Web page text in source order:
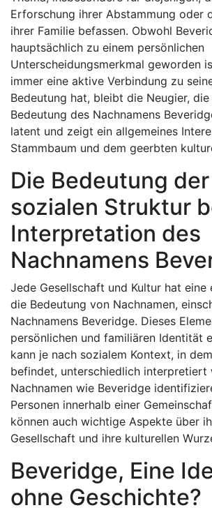
Erforschung ihrer Abstammung oder
ihrer Familie befassen. Obwohl
hauptsächlich zu einem persönlichen
Unterscheidungsmerkmal geworden
immer eine aktive Verbindung zu
Bedeutung hat, bleibt die Neugier,
Bedeutung des Nachnamens
latent und zeigt ein allgemeines
Stammbaum und dem geerbten
Die Bedeutung der
sozialen Struktur
Interpretation des
Nachnamens
Jede Gesellschaft und Kultur hat eine
die Bedeutung von Nachnamen,
Nachnamens Beveridge. Dieses
persönlichen und familiären Identität
kann je nach sozialem Kontext, in
befindet, unterschiedlich interpretiert
Nachnamen wie Beveridge
Personen innerhalb einer
können auch wichtige Aspekte über
Gesellschaft und ihre kulturellen
Beveridge, Eine
ohne Geschichte?